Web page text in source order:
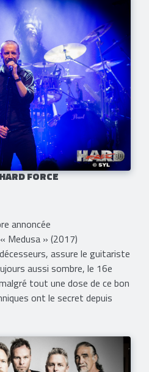
FORCE
annoncée
« Medusa » (2017)
assure le guitariste
aussi sombre, le 16e
tout une dose de ce bon
ont le secret depuis